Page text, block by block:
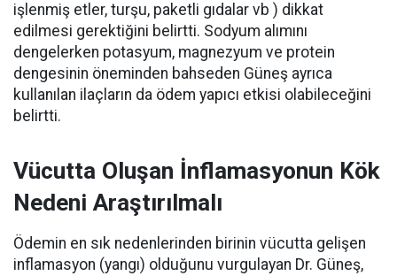
işlenmiş etler, turşu, paketli gıdalar vb ) dikkat
edilmesi gerektiğini belirtti. Sodyum alımını
dengelerken potasyum, magnezyum ve protein
dengesinin öneminden bahseden Güneş ayrıca
kullanılan ilaçların da ödem yapıcı etkisi olabileceğini
belirtti.
Vücutta Oluşan İnflamasyonun Kök
Nedeni Araştırılmalı
Ödemin en sık nedenlerinden birinin vücutta gelişen
inflamasyon (yangı) olduğunu vurgulayan Dr. Güneş,